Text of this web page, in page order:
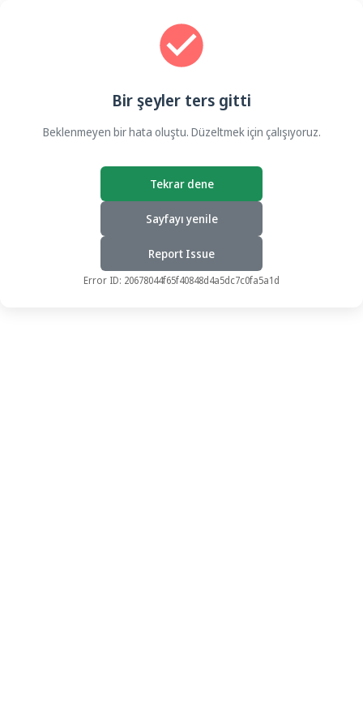
Bir şeyler ters gitti
Beklenmeyen bir hata oluştu. Düzeltmek için çalışıyoruz.
Tekrar dene
Sayfayı yenile
Report Issue
Error ID: 20678044f65f40848d4a5dc7c0fa5a1d